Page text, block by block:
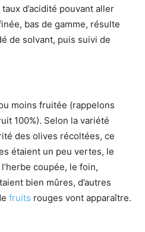
d’acidité pouvant aller
bas de gamme, résulte
de solvant, puis suivi de
moins fruitée (rappelons
100%). Selon la variété
des olives récoltées, ce
étaient un peu vertes, le
coupée, le foin,
bien mûres, d’autres
fruits rouges vont apparaître.